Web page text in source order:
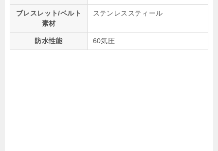
ブレスレット/ベルト
素材
ステンレススティール
防水性能 60気圧